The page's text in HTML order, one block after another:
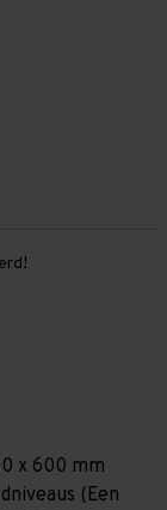
x 600 mm
(Een